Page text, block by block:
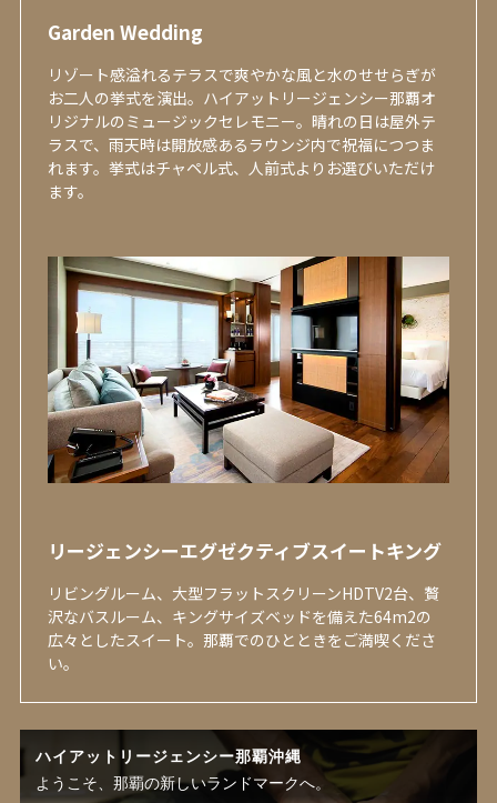
Garden Wedding
リゾート感溢れるテラスで爽やかな風と水のせせらぎが
お二人の挙式を演出。ハイアットリージェンシー那覇オ
リジナルのミュージックセレモニー。晴れの日は屋外テ
ラスで、雨天時は開放感あるラウンジ内で祝福につつま
れます。挙式はチャペル式、人前式よりお選びいただけ
ます。
リージェンシーエグゼクティブスイートキング
リビングルーム、大型フラットスクリーンHDTV2台、贅
沢なバスルーム、キングサイズベッドを備えた64m2の
広々としたスイート。那覇でのひとときをご満喫くださ
い。
ハイアットリージェンシー那覇沖縄
ようこそ、那覇の新しいランドマークへ。